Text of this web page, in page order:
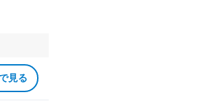
見る